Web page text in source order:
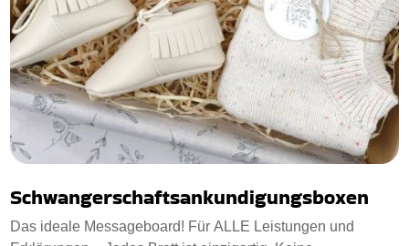
Schwangerschaftsankundigungsboxen
Das ideale Messageboard! Für ALLE Leistungen und